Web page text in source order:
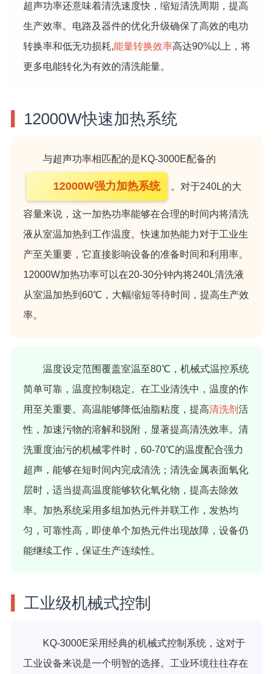
超声功率还意味着清洗速度快，缩短清洗周期，提高
生产效率。电路及器件的优化升级确保了高效的电功
转换率和低无功损耗,能量转换效率高达90%以上，将
更多电能转化为有效的清洗能量。
12000W快速加热系统
与超声功率相匹配的是KQ-3000E配备的
12000W强力加热系统 。对于240L的大
容量来说，这一加热功率能够在合理的时间内将清洗
液从室温加热到工作温度。快速加热能力对于工业生
产至关重要，它直接影响设备的准备时间和利用率。
12000W加热功率可以在20-30分钟内将240L清洗液
从室温加热到60℃，大幅缩短等待时间，提高生产效
率。
温度设定范围覆盖室温至80℃，机械式温控系统
简单可靠，温度控制稳定。在工业清洗中，温度的作
用至关重要。高温能够降低油脂粘度，提高清洗剂 活
性，加速污物的溶解和脱附，显著提高清洗效率。清
洗重度油污的机械零件时，60-70℃的温度配合强力
超声，能够在短时间内完成清洗；清洗金属表面氧化
层时，适当提高温度能够软化氧化物，提高去除效
率。加热系统采用多组加热元件并联工作，发热均
匀，可靠性高，即使单个加热元件出现故障，设备仍
能继续工作，保证生产连续性。
工业级机械式控制
KQ-3000E采用经典的机械式控制系统，这对于
工业设备来说是一个明智的选择。工业环境往往存在